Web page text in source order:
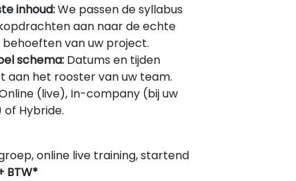
inhoud:We passen de syllabus
aan naar de echte
behoeften van uw project.
schema:Datums en tijden
aan het rooster van uw team.
(live), In-company (bij uw
Hybride.
online live training, startend
BTW*